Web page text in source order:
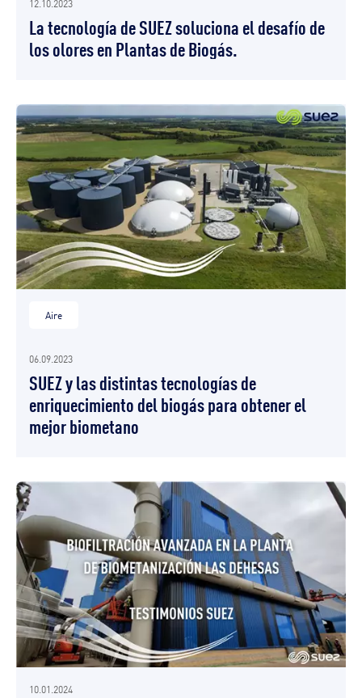
La tecnología de SUEZ soluciona el desafío de
los olores en Plantas de Biogás.
Aire
06.09.2023
SUEZ y las distintas tecnologías de
enriquecimiento del biogás para obtener el
mejor biometano
10.01.2024